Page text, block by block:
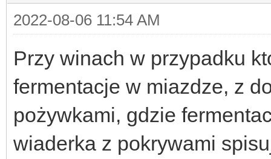
2022-08-06 11:54 AM
Przy winach w przypadku
fermentacje w miazdze, z
pożywkami, gdzie
wiaderka z pokrywami